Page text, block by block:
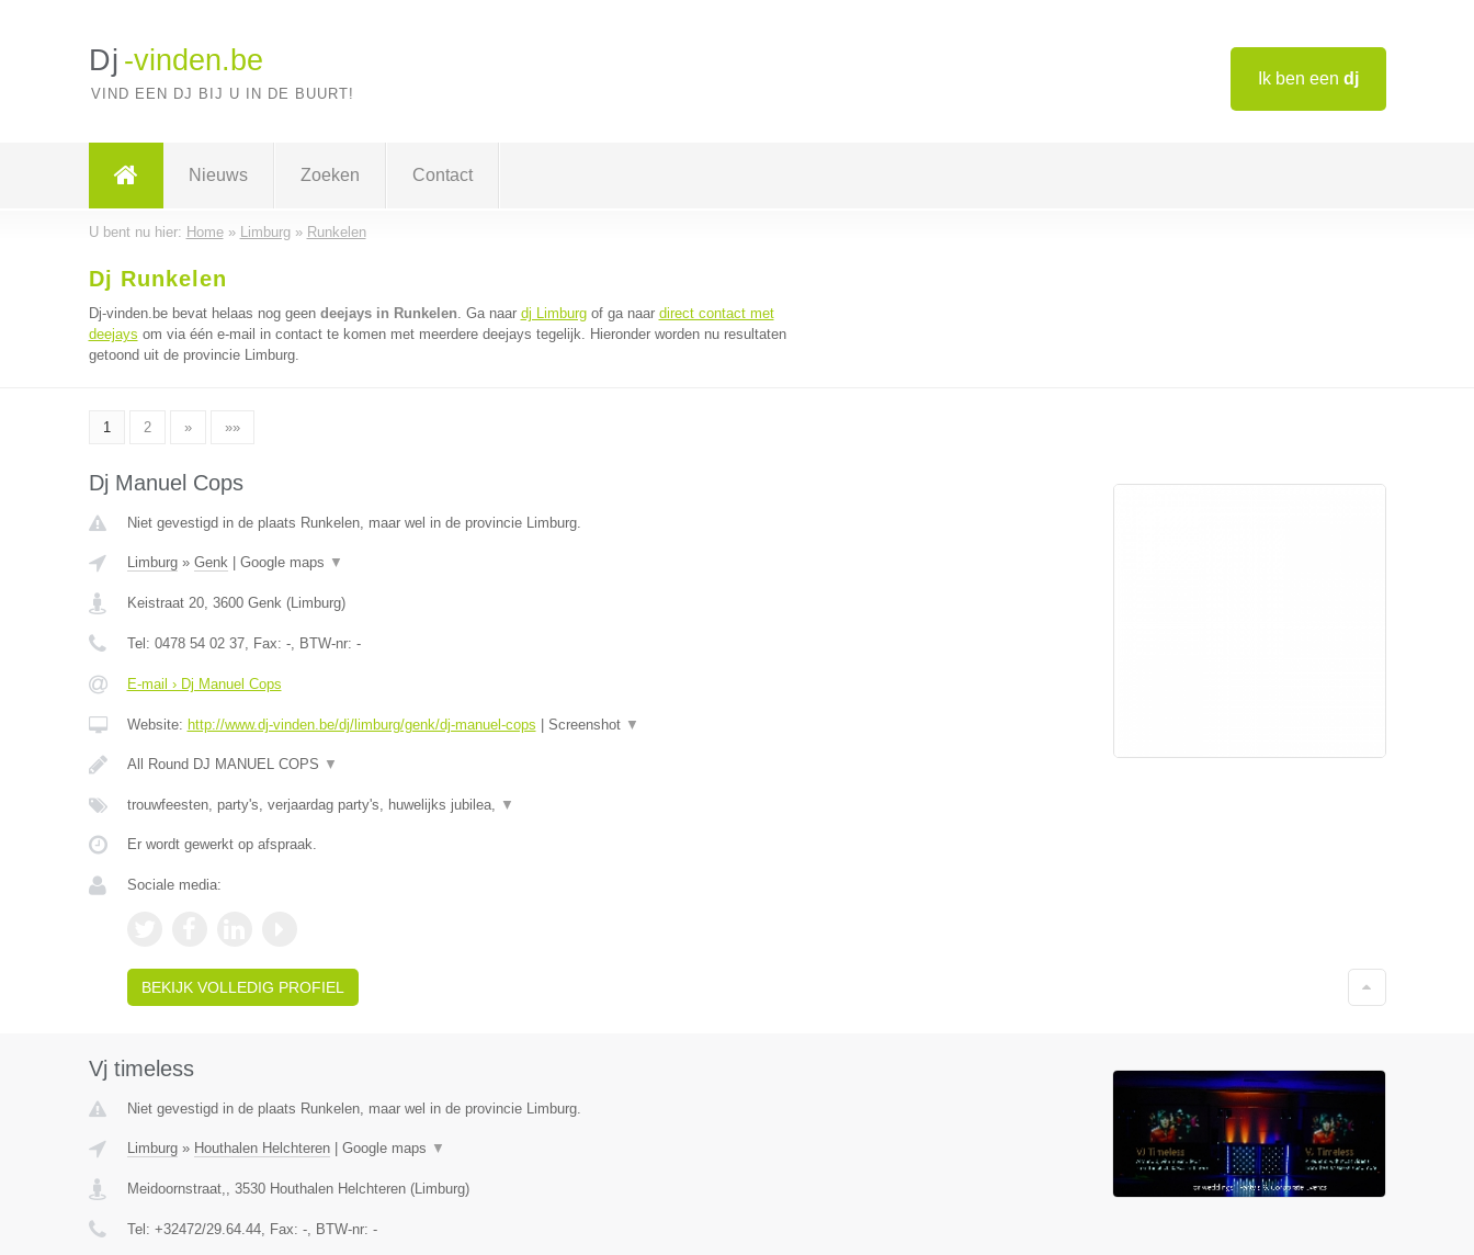
Ik ben een dj
Dj -vinden.be
VIND EEN DJ BIJ U IN DE BUURT!
Nieuws Zoeken Contact
U bent nu hier: Home» Limburg» Runkelen
Dj Runkelen
Dj-vinden.be bevat helaas nog geen deejays in Runkelen. Ga naar dj Limburgof ga naar direct contact met
deejays om via één e-mail in contact te komen met meerdere deejays tegelijk. Hieronder worden nu resultaten
getoond uit de provincie Limburg.
1 2 » »»
Dj Manuel Cops
Niet gevestigd in de plaats Runkelen, maar wel in de provincie Limburg.
Limburg» Genk| Google maps ▼
Keistraat 20, 3600 Genk(Limburg)
Tel: 0478 54 02 37, Fax: -, BTW-nr: -
E-mail › Dj Manuel Cops
Website: http://www.dj-vinden.be/dj/limburg/genk/dj-manuel-cops Screenshot ▼
All Round DJ MANUEL COPS ▼
trouwfeesten, party's, verjaardag party's, huwelijks jubilea, ▼
Er wordt gewerkt op afspraak.
Sociale media:
BEKIJK VOLLEDIG PROFIEL
Vj timeless
Niet gevestigd in de plaats Runkelen, maar wel in de provincie Limburg.
Limburg» Houthalen Helchteren| Google maps ▼
Meidoornstraat,, 3530 Houthalen Helchteren(Limburg)
Tel: +32472/29.64.44, Fax: -, BTW-nr: -